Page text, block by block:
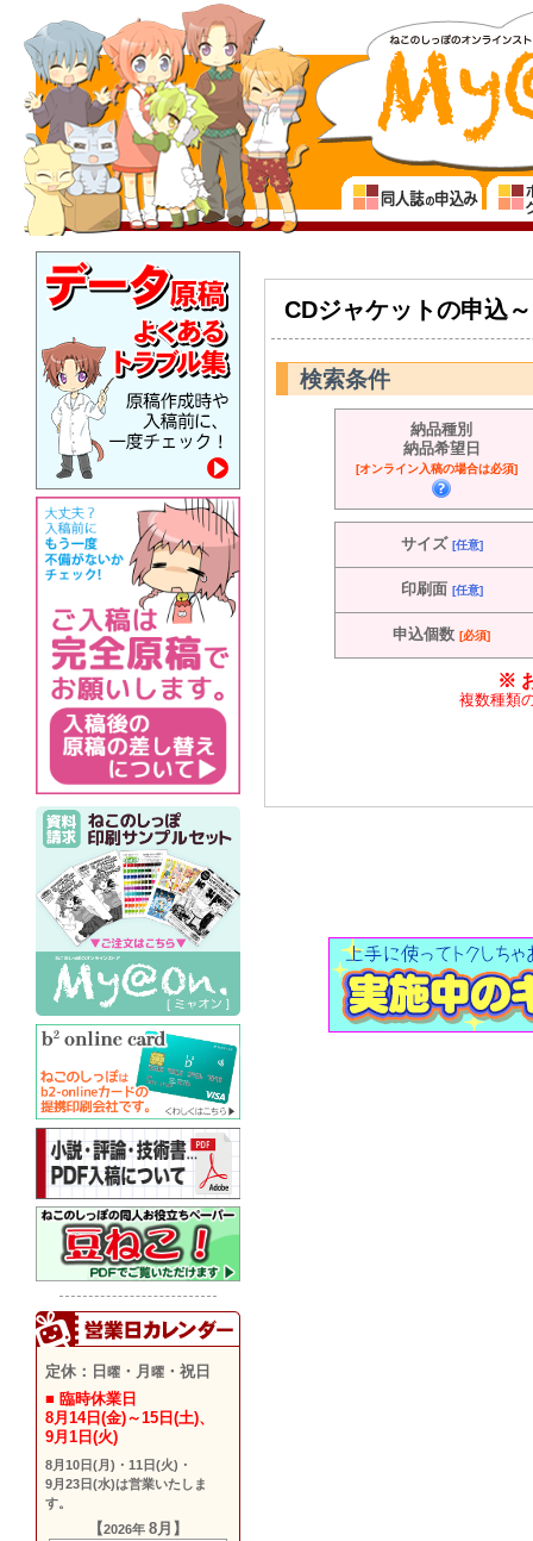
定休：日 曜 ・月 曜 ・祝日
■ 臨時休業日
8月14日(金)～15日(土)、
9月1日(火)
8月10日(月) ・ 11日(火) ・
9月23日(水)は営業いたしま
す。
【2026年 8月】
CDジャケットの申込
検索条件
納品種別
納品希望日
[オンライン入稿の場合は必須]
サイズ [任意]
印刷面 [任意]
申込個数 [必須]
※
複数種類